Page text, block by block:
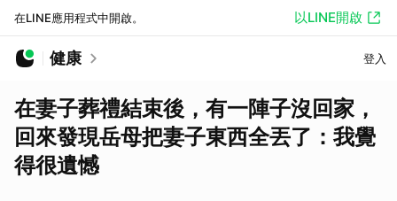
在LINE應用程式中開啟。 以LINE開啟
健康 登入
在妻子葬禮結束後，有一陣子沒回家，
回來發現岳母把妻子東西全丟了：我覺
得很遺憾